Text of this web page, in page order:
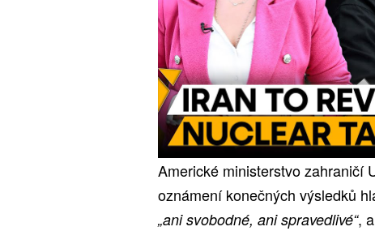
Americké ministerstvo zahraničí
oznámení konečných výsledků
„ani svobodné, ani spravedlivé“,